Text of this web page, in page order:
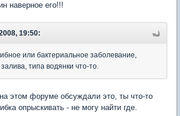
наверное его!!!
19:50:
или бактериальное заболевание,
типа водянки что-то.
этом форуме обсуждали это, ты что-то
опрыскивать - не могу найти где.